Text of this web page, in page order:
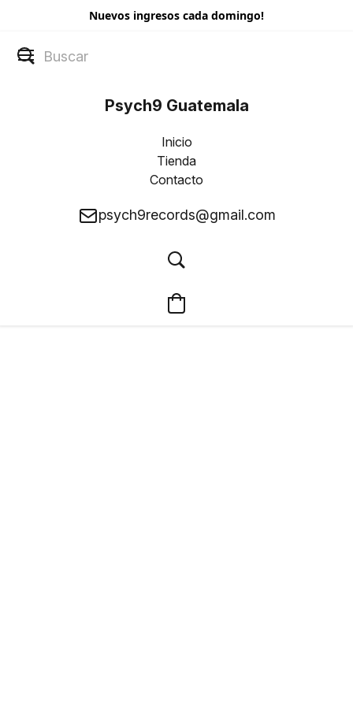
Nuevos ingresos cada domingo!
Psych9 Guatemala
Inicio
Tienda
Contacto
psych9records@gmail.com